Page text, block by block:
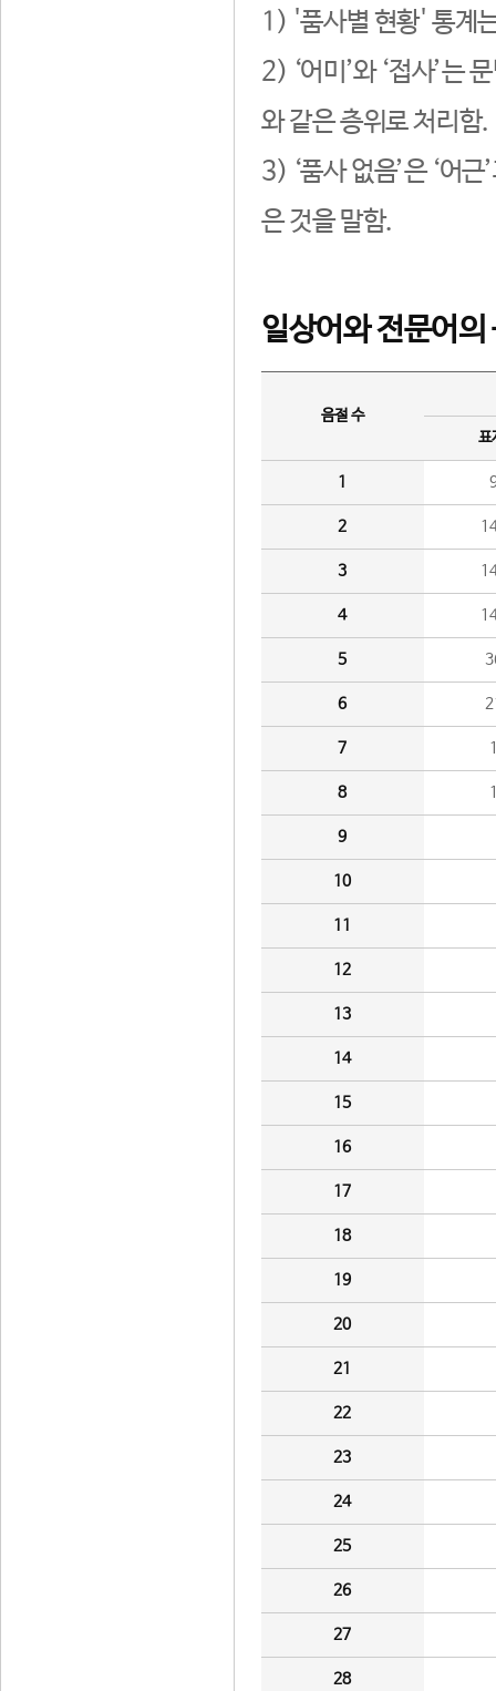
1) '품사별 현황' 통계
2) ‘어미’와 ‘접사’는
와 같은 층위로 처리함.
3) ‘품사 없음’은 ‘어
은 것을 말함.
일상어와 전문어의
음절 수
표
1
2
3
4
5
6
7
8
9
10
11
12
13
14
15
16
17
18
19
20
21
22
23
24
25
26
27
28